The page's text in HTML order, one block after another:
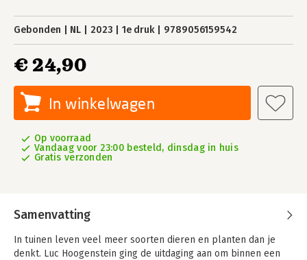
Gebonden NL 2023 1e druk 9789056159542
€ 24,90
In winkelwagen
Op voorraad
Vandaag voor 23:00 besteld, dinsdag in huis
Gratis verzonden
Samenvatting
In tuinen leven veel meer soorten dieren en planten dan je
denkt. Luc Hoogenstein ging de uitdaging aan om binnen een